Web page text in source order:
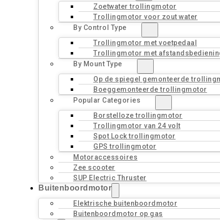
Zoetwater trollingmotor
Trollingmotor voor zout water
By Control Type
Trollingmotor met voetpedaal
Trollingmotor met
By Mount Type
Op de spiegel gemonteerde
Boeggemonteerde trollingmotor
Popular Categories
Borstelloze trollingmotor
Trollingmotor van 24 volt
Spot Lock trollingmotor
GPS trollingmotor
Motoraccessoires
Zee scooter
SUP Electric Thruster
Buitenboordmotor
Elektrische buitenboordmotor
Buitenboordmotor op gas